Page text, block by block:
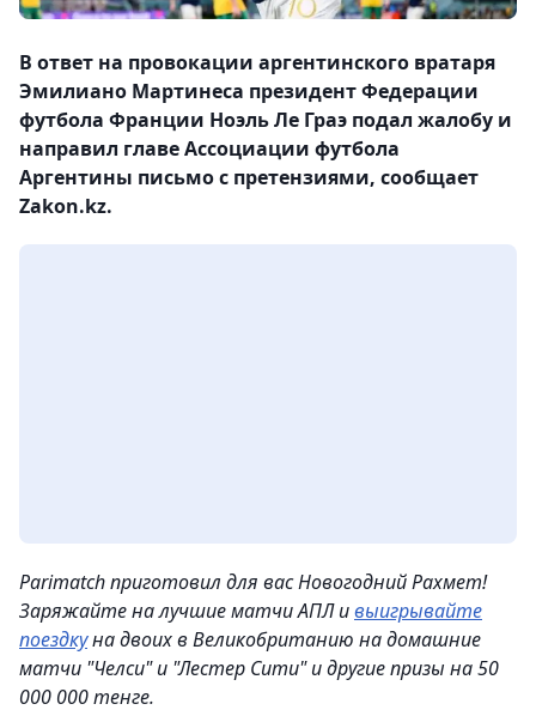
В ответ на провокации аргентинского вратаря
Эмилиано Мартинеса президент Федерации
футбола Франции Ноэль Ле Граэ подал жалобу и
направил главе Ассоциации футбола
Аргентины письмо с претензиями, сообщает
Zakon.kz.
Parimatch приготовил для вас Новогодний Рахмет!
Заряжайте на лучшие матчи АПЛ ивыигрывайте
поездкуна двоих в Великобританию на домашние
матчи "Челси" и "Лестер Сити" и другие призы на 50
000 000 тенге.